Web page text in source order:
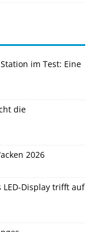
im Test: Eine
die
2026
Display trifft auf